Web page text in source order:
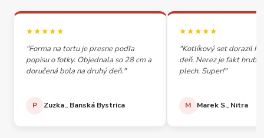
★★★★★
"Forma na tortu je presne podľa
popisu o fotky. Objednala so 28 cm a
doručená bola na druhý deň."
P Zuzka., Banská Bystrica
★★★★★
"Kotlíkový set dorazil
deň. Nerez je fakt
plech. Super!"
M Marek S., Nitra